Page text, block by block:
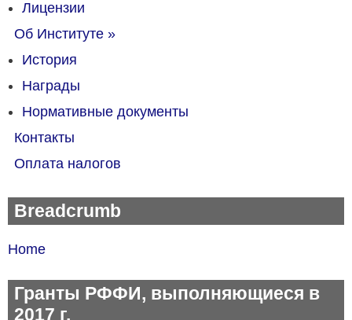
Лицензии
Об Институте »
История
Награды
Нормативные документы
Контакты
Оплата налогов
Breadcrumb
Home
Гранты РФФИ, выполняющиеся в
2017 г.